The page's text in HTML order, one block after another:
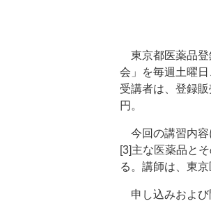
東京都医薬品登
会」を毎週土曜
受講者は、登録
円。
今回の講習内容
[3]主な医薬品と
る。講師は、東
申し込みおよび